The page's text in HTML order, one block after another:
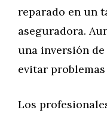
reparado en un
aseguradora.
una inversión
evitar problemas
Los